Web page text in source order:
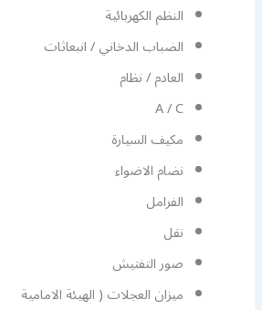
النظم الكهربائية
الضباب الدخاني / انبعاثات
العادم / نظام
A / C
مكيف السيارة
نضام الاضواء
الفرامل
نقل
صور التفتيش
ميزان العجلات ( الهيئة الامامية